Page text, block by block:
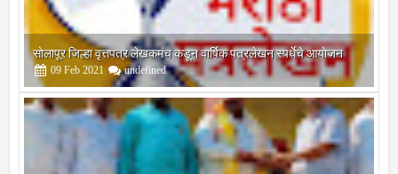
सोलापूर जिल्हा वृत्तपत्र लेखकमंच कडून वार्षिक पत्रलेखन स्पर्धेचे आयोजन
09 Feb 2021 undefined